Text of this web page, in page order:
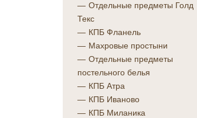
Отдельные предметы Голд
Текс
КПБ Фланель
Махровые простыни
Отдельные предметы
постельного белья
КПБ Атра
КПБ Иваново
КПБ Миланика